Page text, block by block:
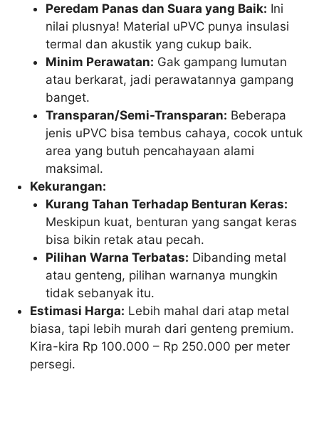
Peredam Panas dan Suara yang Baik: Ini
nilai plusnya! Material uPVC punya insulasi
termal dan akustik yang cukup baik.
Minim Perawatan: Gak gampang lumutan
atau berkarat, jadi perawatannya gampang
banget.
Transparan/Semi-Transparan: Beberapa
jenis uPVC bisa tembus cahaya, cocok untuk
area yang butuh pencahayaan alami
maksimal.
Kekurangan:
Kurang Tahan Terhadap Benturan Keras:
Meskipun kuat, benturan yang sangat keras
bisa bikin retak atau pecah.
Pilihan Warna Terbatas: Dibanding metal
atau genteng, pilihan warnanya mungkin
tidak sebanyak itu.
Estimasi Harga: Lebih mahal dari atap metal
biasa, tapi lebih murah dari genteng premium.
Kira-kira Rp 100.000 – Rp 250.000 per meter
persegi.